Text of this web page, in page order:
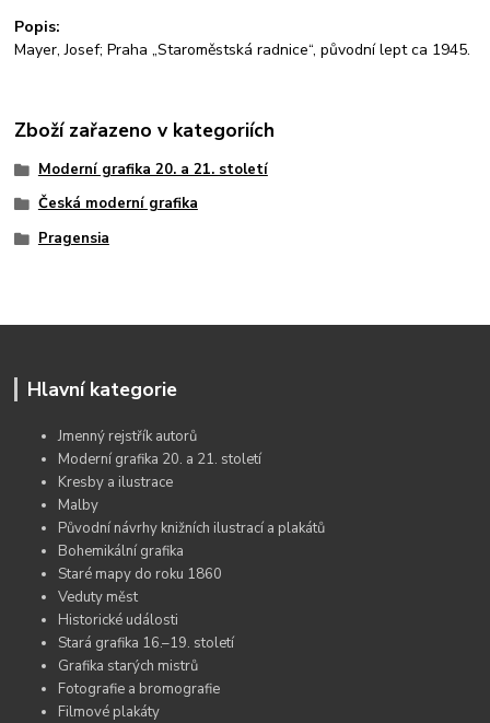
Popis:
Mayer, Josef; Praha „Staroměstská radnice“, původní lept ca 1945.
Zboží zařazeno v kategoriích
Moderní grafika 20. a 21. století
Česká moderní grafika
Pragensia
Hlavní kategorie
Jmenný rejstřík autorů
Moderní grafika 20. a 21. století
Kresby a ilustrace
Malby
Původní návrhy knižních ilustrací a plakátů
Bohemikální grafika
Staré mapy do roku 1860
Veduty měst
Historické události
Stará grafika 16.–19. století
Grafika starých mistrů
Fotografie a bromografie
Filmové plakáty